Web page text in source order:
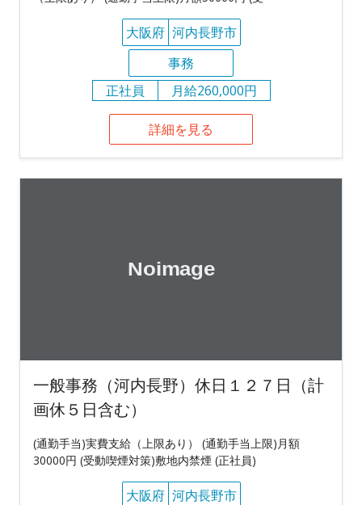
大阪府 河内長野市
事務
正社員
月給260,000円
詳細を見る
一般事務（河内長野）休日１２７日（計
画休５日含む）
(通勤手当)実費支給（上限あり） (通勤手当上限)月額
30000円 (受動喫煙対策)敷地内禁煙 (正社員)
大阪府 河内長野市